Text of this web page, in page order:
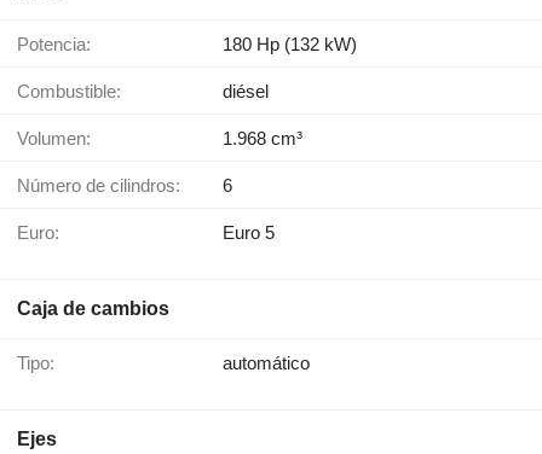
Potencia: 180 Hp (132 kW)
Combustible: diésel
Volumen: 1.968 cm³
Número de cilindros: 6
Euro: Euro 5
Caja de cambios
Tipo: automático
Ejes